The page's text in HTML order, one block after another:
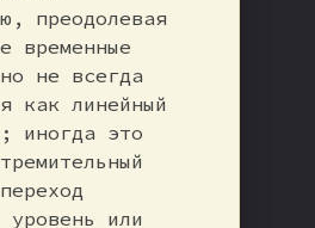
преодолевая
временные
не всегда
как линейный
иногда это
уровень или